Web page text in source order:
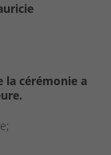
la cérémonie a